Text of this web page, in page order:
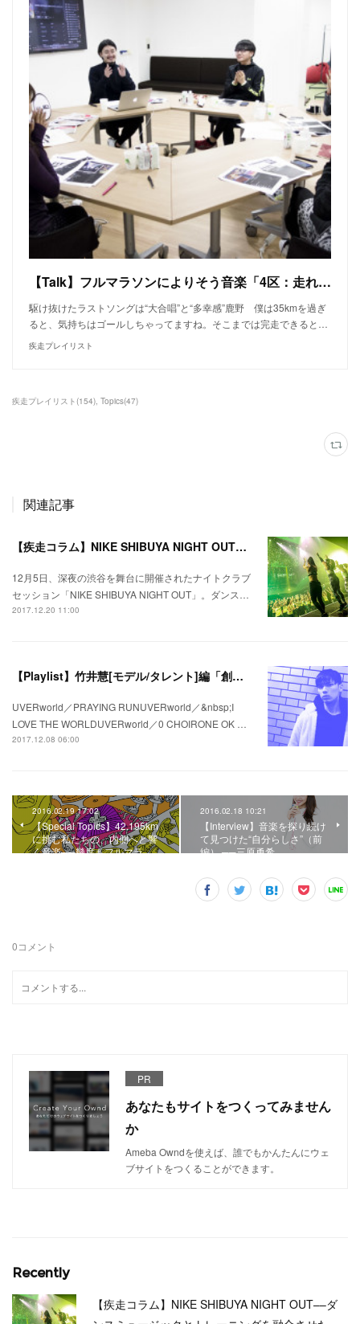
【Talk】フルマラソンによりそう音楽「4区：走れなくなったときの曲」──金井政人（BIGMAMA）、鹿野淳、高山都、三原勇希
駆け抜けたラストソングは“大合唱”と“多幸感”鹿野 僕は35kmを過ぎ
ると、気持ちはゴールしちゃってますね。そこまでは完走できると…
疾走プレイリスト
疾走プレイリスト(154) Topics(47)
関連記事
【疾走コラム】NIKE SHIBUYA NIGHT OUT––ダンスミュージックとトレーニングを融合させたナイトクラブセッション
12月5日、深夜の渋谷を舞台に開催されたナイトクラブ
セッション「NIKE SHIBUYA NIGHT OUT」。ダンス…
2017.12.20 11:00
【Playlist】竹井慧[モデル/タレント]編「創る」＃私の疾走プレイリスト＃44
UVERworld／PRAYING RUNUVERworld／&nbsp;I
LOVE THE WORLDUVERworld／0 CHOIRONE OK …
2017.12.08 06:00
2016.02.19 17:02
【Special Topics】42.195km
に挑む私たちの、内側へと響
く音楽──幾度もフルマラ…
2016.02.18 10:21
【Interview】音楽を探り続け
て見つけた“自分らしさ”（前
編） ──三原勇希
0コメント
PR
あなたもサイトをつくってみません
か
Ameba Owndを使えば、誰でもかんたんにウェ
ブサイトをつくることができます。
Recently
【疾走コラム】NIKE SHIBUYA NIGHT OUT––ダ